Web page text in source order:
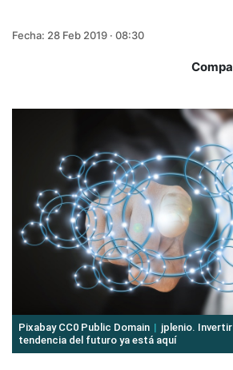
Fecha: 28 Feb 2019 · 08:30
Pixabay CC0 Public Domain
jplenio.
tendencia del futuro ya está aquí